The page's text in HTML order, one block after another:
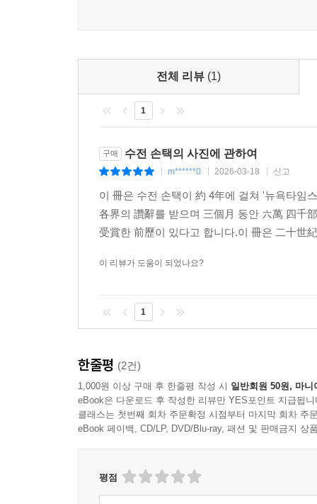
전체 리뷰 (1)
1
구매 수전 손택의 사진에 관하여
m******0 2026-03-18 신고
이 冊은 수전 손택이 約 4年에 걸쳐 '뉴욕타임
各界의 讚辭를 받으며 三個月 동안 六萬 四千
受賞한 前歷이 있다고 합니다.이 冊은 二十世
이 리뷰가 도움이 되었나요?
1
한줄평 (2건)
1,000원 이상 구매 후 한줄평 작성 시 일반회원 50원, 마니
eBook은 다운로드 후 작성한 리뷰만 YES포인트 지급됩니
클래스는 첫번째 회차 주문확정 시점부터 마지막 회차 주
eBook 페이백, CD/LP, DVD/Blu-ray, 패션 및 판매금지 상
평점